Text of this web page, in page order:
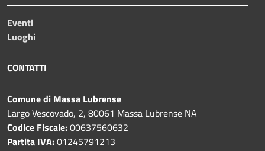
Eventi
Luoghi
CONTATTI
Comune di Massa Lubrense
Largo Vescovado, 2, 80061 Massa Lubrense NA
Codice Fiscale:00637560632
Partita IVA:01245791213